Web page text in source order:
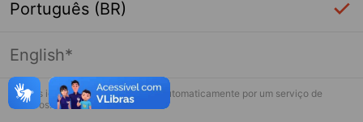
Página indisponível
Desculpe, algo deu errado. Faça login
Português (BR)
English*
* Esses idiomas serão traduzidos automaticamente por um serviço de
terceiros.